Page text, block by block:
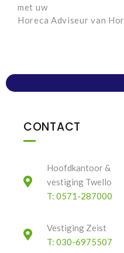
met uw
Horeca Adviseur van
CONTACT
Hoofdkantoor &
vestiging Twello
T: 0571-287000
Vestiging Zeist
T: 030-6975507